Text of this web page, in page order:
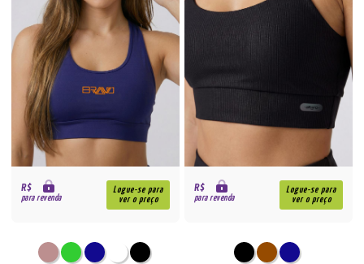
R$
para revenda
Logue-se para
ver o preço
R$
para revenda
Logue-se para
ver o preço